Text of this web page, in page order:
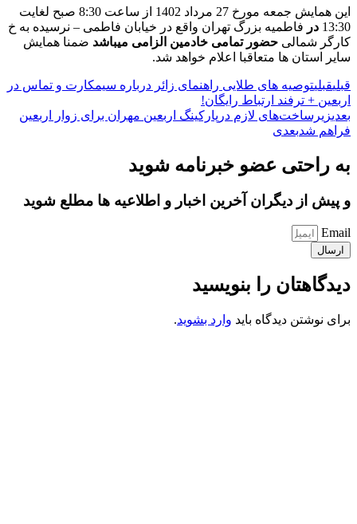
این همایش جمعه مورخ 27 مرداد 1402 از ساعت 8:30 صبح لغایت
13:30 در فاطمیه بزرگ تهران واقع در خیابان فاطمی – نرسیده به خ
کارگر شمالی حضور تمامی خادمین الزامی میباشد ضمنا همایش
سایر استان ها متعاقبا اعلام خواهد شد.
قبلیقبلیتوصیه های طلایی راهنمای زائر درباره سیمکارت و تماس در
اربعین + ترفند ارتباط رایگان!
بعدیزیرساخت‌های لازم درپارکینگ اربعین مهران برای زوار اربعین
فراهم شدبعدی
به راحتی عضو خبرنامه شوید
و پیش از دیگران آخرین اخبار و اطلاعیه ها مطلع شوید
Email
ارسال
دیدگاهتان را بنویسید
برای نوشتن دیدگاه باید وارد بشوید.